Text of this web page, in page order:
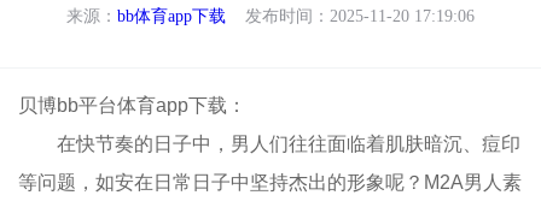
来源： bb体育app下载 发布时间：2025-11-20 17:19:06
贝博bb平台体育app下载：
在快节奏的日子中，男人们往往面临着肌肤暗沉、痘印
等问题，如安在日常日子中坚持杰出的形象呢？M2A男人素